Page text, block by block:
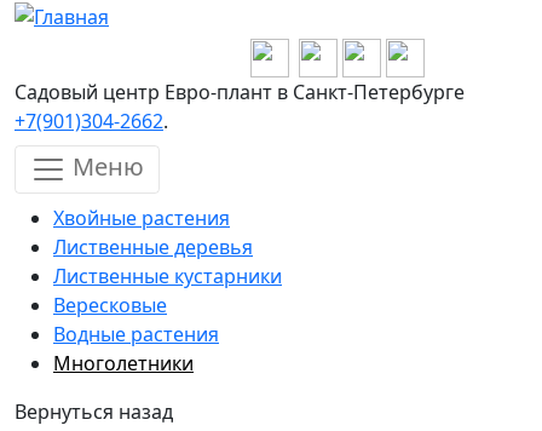
Перейти к основному содержанию
Садовый центр Евро-плант в Санкт-Петербурге
+7(901)304-2662.
Меню
Хвойные растения
Лиственные деревья
Лиственные кустарники
Вересковые
Водные растения
Многолетники
Вернуться назад